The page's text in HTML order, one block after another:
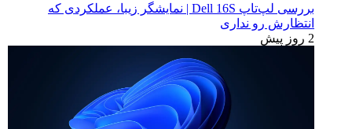
بررسی لپ‌تاپ Dell 16S | نمایشگر زیبا، عملکردی که
انتظارش رو نداری
2 روز پیش